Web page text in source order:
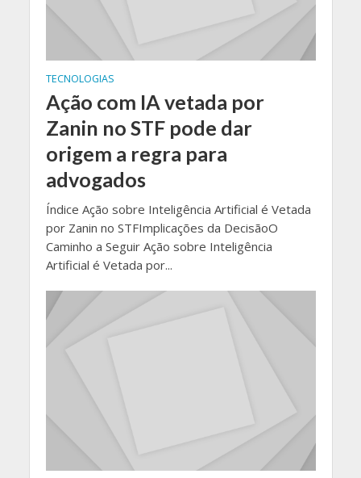
TECNOLOGIAS
Ação com IA vetada por
Zanin no STF pode dar
origem a regra para
advogados
Índice Ação sobre Inteligência Artificial é Vetada
por Zanin no STFImplicações da DecisãoO
Caminho a Seguir Ação sobre Inteligência
Artificial é Vetada por...